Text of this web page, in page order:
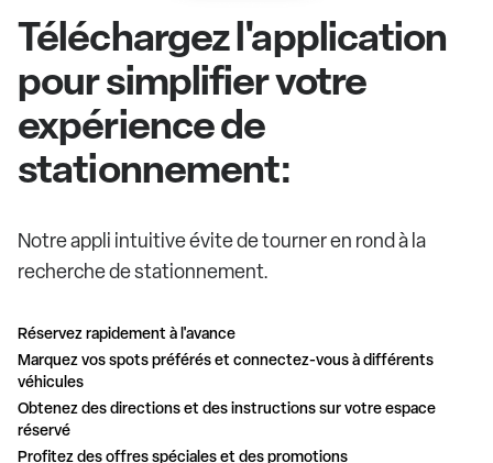
Téléchargez l'application
pour simplifier votre
expérience de
stationnement:
Notre appli intuitive évite de tourner en rond à la
recherche de stationnement.
Réservez rapidement à l'avance
Marquez vos spots préférés et connectez-vous à différents
véhicules
Obtenez des directions et des instructions sur votre espace
réservé
Profitez des offres spéciales et des promotions